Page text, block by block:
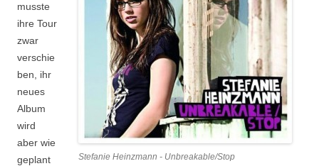
Stefanie Heinzmann - Unbreakable/Stop
musste
ihre Tour
zwar
verschie
ben, ihr
neues
Album
wird
aber wie
geplant